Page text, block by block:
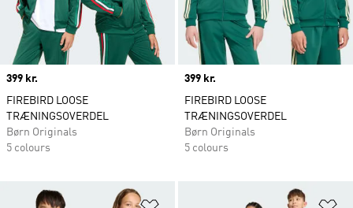
Price
399 kr.
FIREBIRD LOOSE
TRÆNINGSOVERDEL
Børn Originals
5 colours
Price
399 kr.
FIREBIRD LOOSE
TRÆNINGSOVERDEL
Børn Originals
5 colours
Føj til ønskeliste